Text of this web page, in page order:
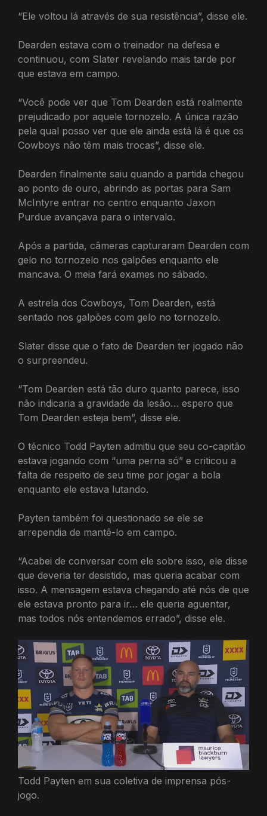
“Ele voltou lá através de sua resistência”, disse ele.
Dearden estava com o treinador na defesa e
continuou, com Slater revelando mais tarde por
que estava em campo.
“Você pode ver que Tom Dearden está realmente
prejudicado por aquele tornozelo. A única razão
pela qual posso ver que ele ainda está lá é que os
Cowboys não têm mais trocas”, disse ele.
Dearden finalmente saiu quando a partida chegou
ao ponto de ouro, abrindo as portas para Sam
McIntyre entrar no centro enquanto Jaxon
Purdue avançava para o intervalo.
Após a partida, câmeras capturaram Dearden com
gelo no tornozelo nos galpões enquanto ele
mancava. O meia fará exames no sábado.
A estrela dos Cowboys, Tom Dearden, está
sentado nos galpões com gelo no tornozelo.
Slater disse que o fato de Dearden ter jogado não
o surpreendeu.
“Tom Dearden está tão duro quanto parece, isso
não indicaria a gravidade da lesão… espero que
Tom Dearden esteja bem”, disse ele.
O técnico Todd Payten admitiu que seu co-capitão
estava jogando com “uma perna só” e criticou a
falta de respeito de seu time por jogar a bola
enquanto ele estava lutando.
Payten também foi questionado se ele se
arrependia de mantê-lo em campo.
“Acabei de conversar com ele sobre isso, ele disse
que deveria ter desistido, mas queria acabar com
isso. A mensagem estava chegando até nós de que
ele estava pronto para ir… ele queria aguentar,
mas todos nós entendemos errado”, disse ele.
Todd Payten em sua coletiva de imprensa pós-
jogo.